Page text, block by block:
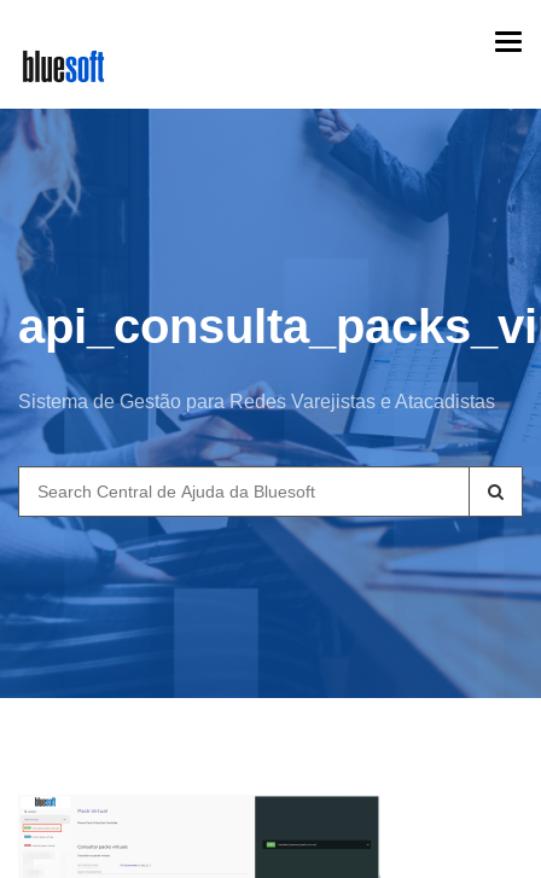
main
content
Sistema de Gestão para Redes Varejistas e Atacadistas
Search
for: